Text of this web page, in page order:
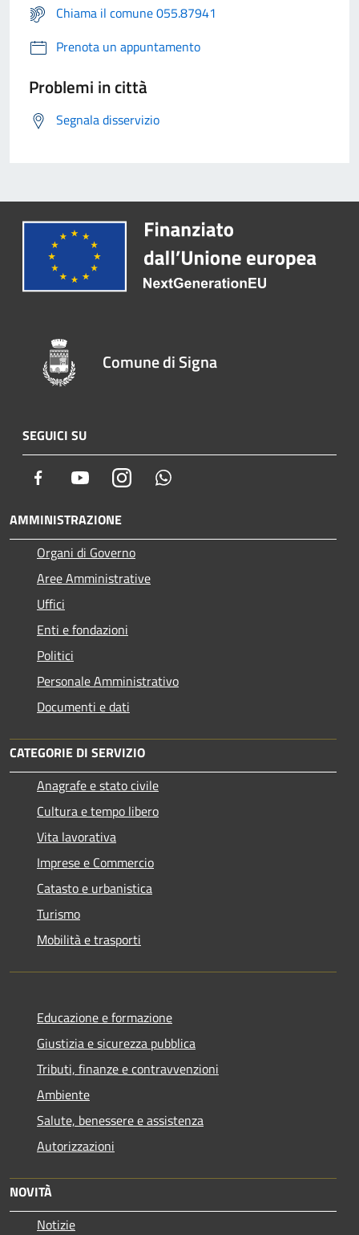
Chiama il comune 055.87941
Prenota un appuntamento
Problemi in città
Segnala disservizio
Comune di Signa
SEGUICI SU
Facebook YoutubeInstagram
AMMINISTRAZIONE
Organi di Governo
Aree Amministrative
Uffici
Enti e fondazioni
Politici
Personale Amministrativo
Documenti e dati
CATEGORIE DI SERVIZIO
Anagrafe e stato civile
Cultura e tempo libero
Vita lavorativa
Imprese e Commercio
Catasto e urbanistica
Turismo
Mobilità e trasporti
Educazione e formazione
Giustizia e sicurezza pubblica
Tributi, finanze e contravvenzioni
Ambiente
Salute, benessere e assistenza
Autorizzazioni
NOVITÀ
Notizie